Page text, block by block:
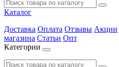
Каталог
Доставка Оплата Отзывы Акции
магазина Статьи Опт
Категории